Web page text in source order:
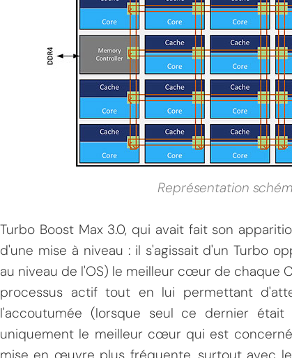
Représentation
Turbo Boost Max 3.0, qui avait fait son
d'une mise à niveau : il s'agissait d'un Turbo
au niveau de l'OS) le meilleur cœur de chaque
processus actif tout en lui permettant
l'accoutumée (lorsque seul ce dernier était
uniquement le meilleur cœur qui est